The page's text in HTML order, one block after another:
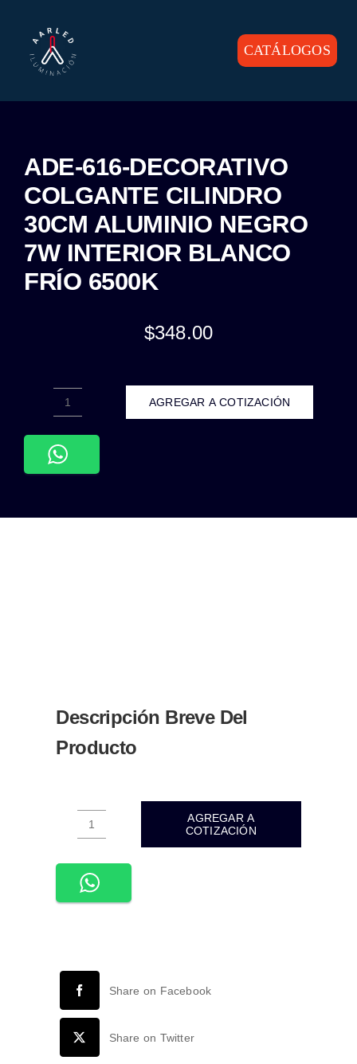
content
INICIO
CONTACTO
CATÁLOGOS
ADE-616-DECORATIVO
COLGANTE CILINDRO
30CM ALUMINIO NEGRO
7W INTERIOR BLANCO
FRÍO 6500K
$348.00
DECORATIVO
COLGANTE
AGREGAR A COTIZACIÓN
Descripción Breve Del
Producto
DECORATIVO
COLGANTE
NEGRO
INTERIOR
BLANCO
FRÍO
AGREGAR A
COTIZACIÓN
Share on Facebook
Share on Twitter